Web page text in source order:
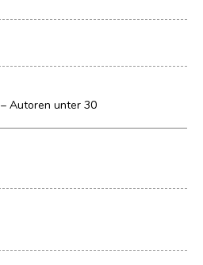
Autoren unter 30